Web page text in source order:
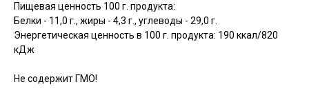
Пищевая ценность 100 г. продукта:
Белки - 11,0 г., жиры - 4,3 г., углеводы - 29,0 г.
Энергетическая ценность в 100 г. продукта: 190 ккал/820
кДж
Не содержит ГМО!